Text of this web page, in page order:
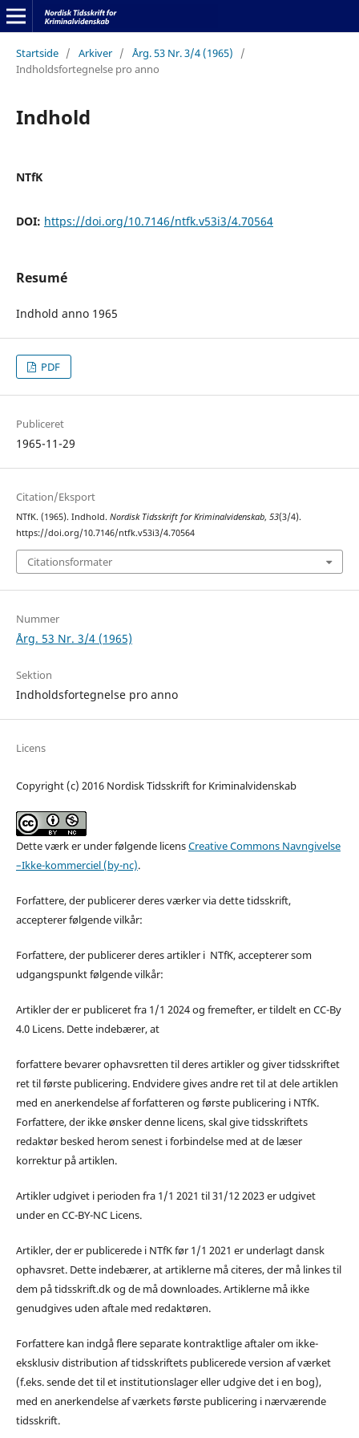
Startside / Arkiver / Årg. 53 Nr. 3/4 (1965)
/
Indholdsfortegnelse pro anno
Indhold
NTfK
DOI: https://doi.org/10.7146/ntfk.v53i3/4.70564
Resumé
Indhold anno 1965
PDF
Publiceret
1965-11-29
Citation/Eksport
NTfK. (1965). Indhold. Nordisk Tidsskrift for Kriminalvidenskab, 53(3/4).
https://doi.org/10.7146/ntfk.v53i3/4.70564
Citationsformater
Nummer
Årg. 53 Nr. 3/4 (1965)
Sektion
Indholdsfortegnelse pro anno
Licens
Copyright (c) 2016 Nordisk Tidsskrift for Kriminalvidenskab
Dette værk er under følgende licensCreative Commons Navngivelse
–Ikke-kommerciel (by-nc).
Forfattere, der publicerer deres værker via dette tidsskrift,
accepterer følgende vilkår:
Forfattere, der publicerer deres artikler i NTfK, accepterer som
udgangspunkt følgende vilkår:
Artikler der er publiceret fra 1/1 2024 og fremefter, er tildelt en CC-By
4.0 Licens. Dette indebærer, at
forfattere bevarer ophavsretten til deres artikler og giver tidsskriftet
ret til første publicering. Endvidere gives andre ret til at dele artiklen
med en anerkendelse af forfatteren og første publicering i NTfK.
Forfattere, der ikke ønsker denne licens, skal give tidsskriftets
redaktør besked herom senest i forbindelse med at de læser
korrektur på artiklen.
Artikler udgivet i perioden fra 1/1 2021 til 31/12 2023 er udgivet
under en CC-BY-NC Licens.
Artikler, der er publicerede i NTfK før 1/1 2021 er underlagt dansk
ophavsret. Dette indebærer, at artiklerne må citeres, der må linkes til
dem på tidsskrift.dk og de må downloades. Artiklerne må ikke
genudgives uden aftale med redaktøren.
Forfattere kan indgå flere separate kontraktlige aftaler om ikke-
eksklusiv distribution af tidsskriftets publicerede version af værket
(f.eks. sende det til et institutionslager eller udgive det i en bog),
med en anerkendelse af værkets første publicering i nærværende
tidsskrift.